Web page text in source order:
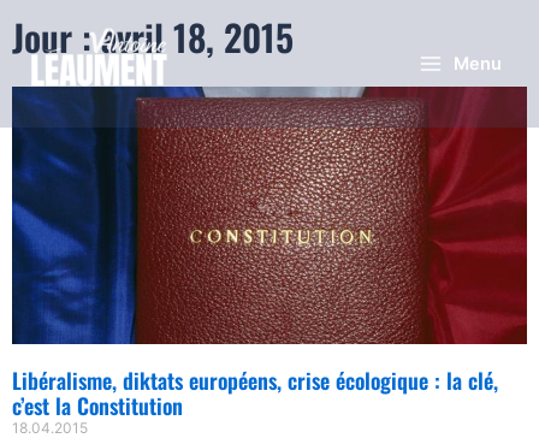
Menu
Jour : avril 18, 2015
Libéralisme, diktats européens, crise écologique : la clé,
c’est la Constitution
18.04.2015